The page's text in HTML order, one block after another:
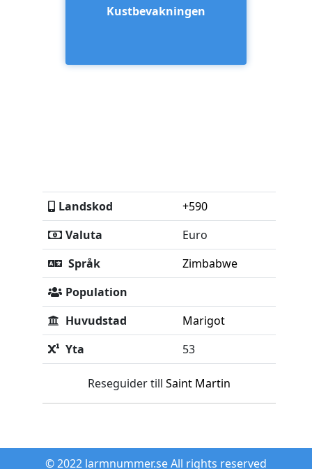
Kustbevakningen
Landskod
+590
Valuta
Euro
Språk
Zimbabwe
Population
Huvudstad
Marigot
Yta
53
Reseguider till Saint Martin
© 2022 larmnummer.se All rights reserved